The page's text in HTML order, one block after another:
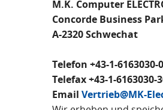
M.K. Computer
Concorde Business
A-2320 Schwechat
Telefon +43-1-6163030-0
Telefax +43-1-6163030-
Email Vertrieb@MK-